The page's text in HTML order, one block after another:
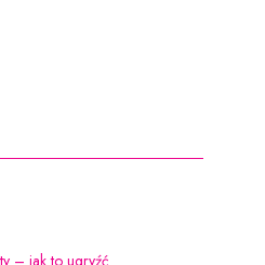
w nowym oknie
– jak to ugryźć